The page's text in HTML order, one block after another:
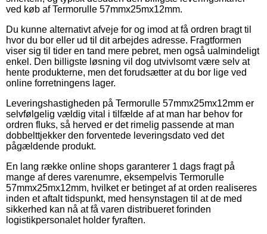
ved køb af Termorulle 57mmx25mx12mm.
Du kunne alternativt afveje for og imod at få ordren bragt til
hvor du bor eller ud til dit arbejdes adresse. Fragtformen
viser sig til tider en tand mere pebret, men også ualmindeligt
enkel. Den billigste løsning vil dog utvivlsomt være selv at
hente produkterne, men det forudsætter at du bor lige ved
online forretningens lager.
Leveringshastigheden på Termorulle 57mmx25mx12mm er
selvfølgelig vældig vital i tilfælde af at man har behov for
ordren fluks, så herved er det rimelig passende at man
dobbelttjekker den forventede leveringsdato ved det
pågældende produkt.
En lang række online shops garanterer 1 dags fragt på
mange af deres varenumre, eksempelvis Termorulle
57mmx25mx12mm, hvilket er betinget af at orden realiseres
inden et aftalt tidspunkt, med hensynstagen til at de med
sikkerhed kan nå at få varen distribueret forinden
logistikpersonalet holder fyraften.